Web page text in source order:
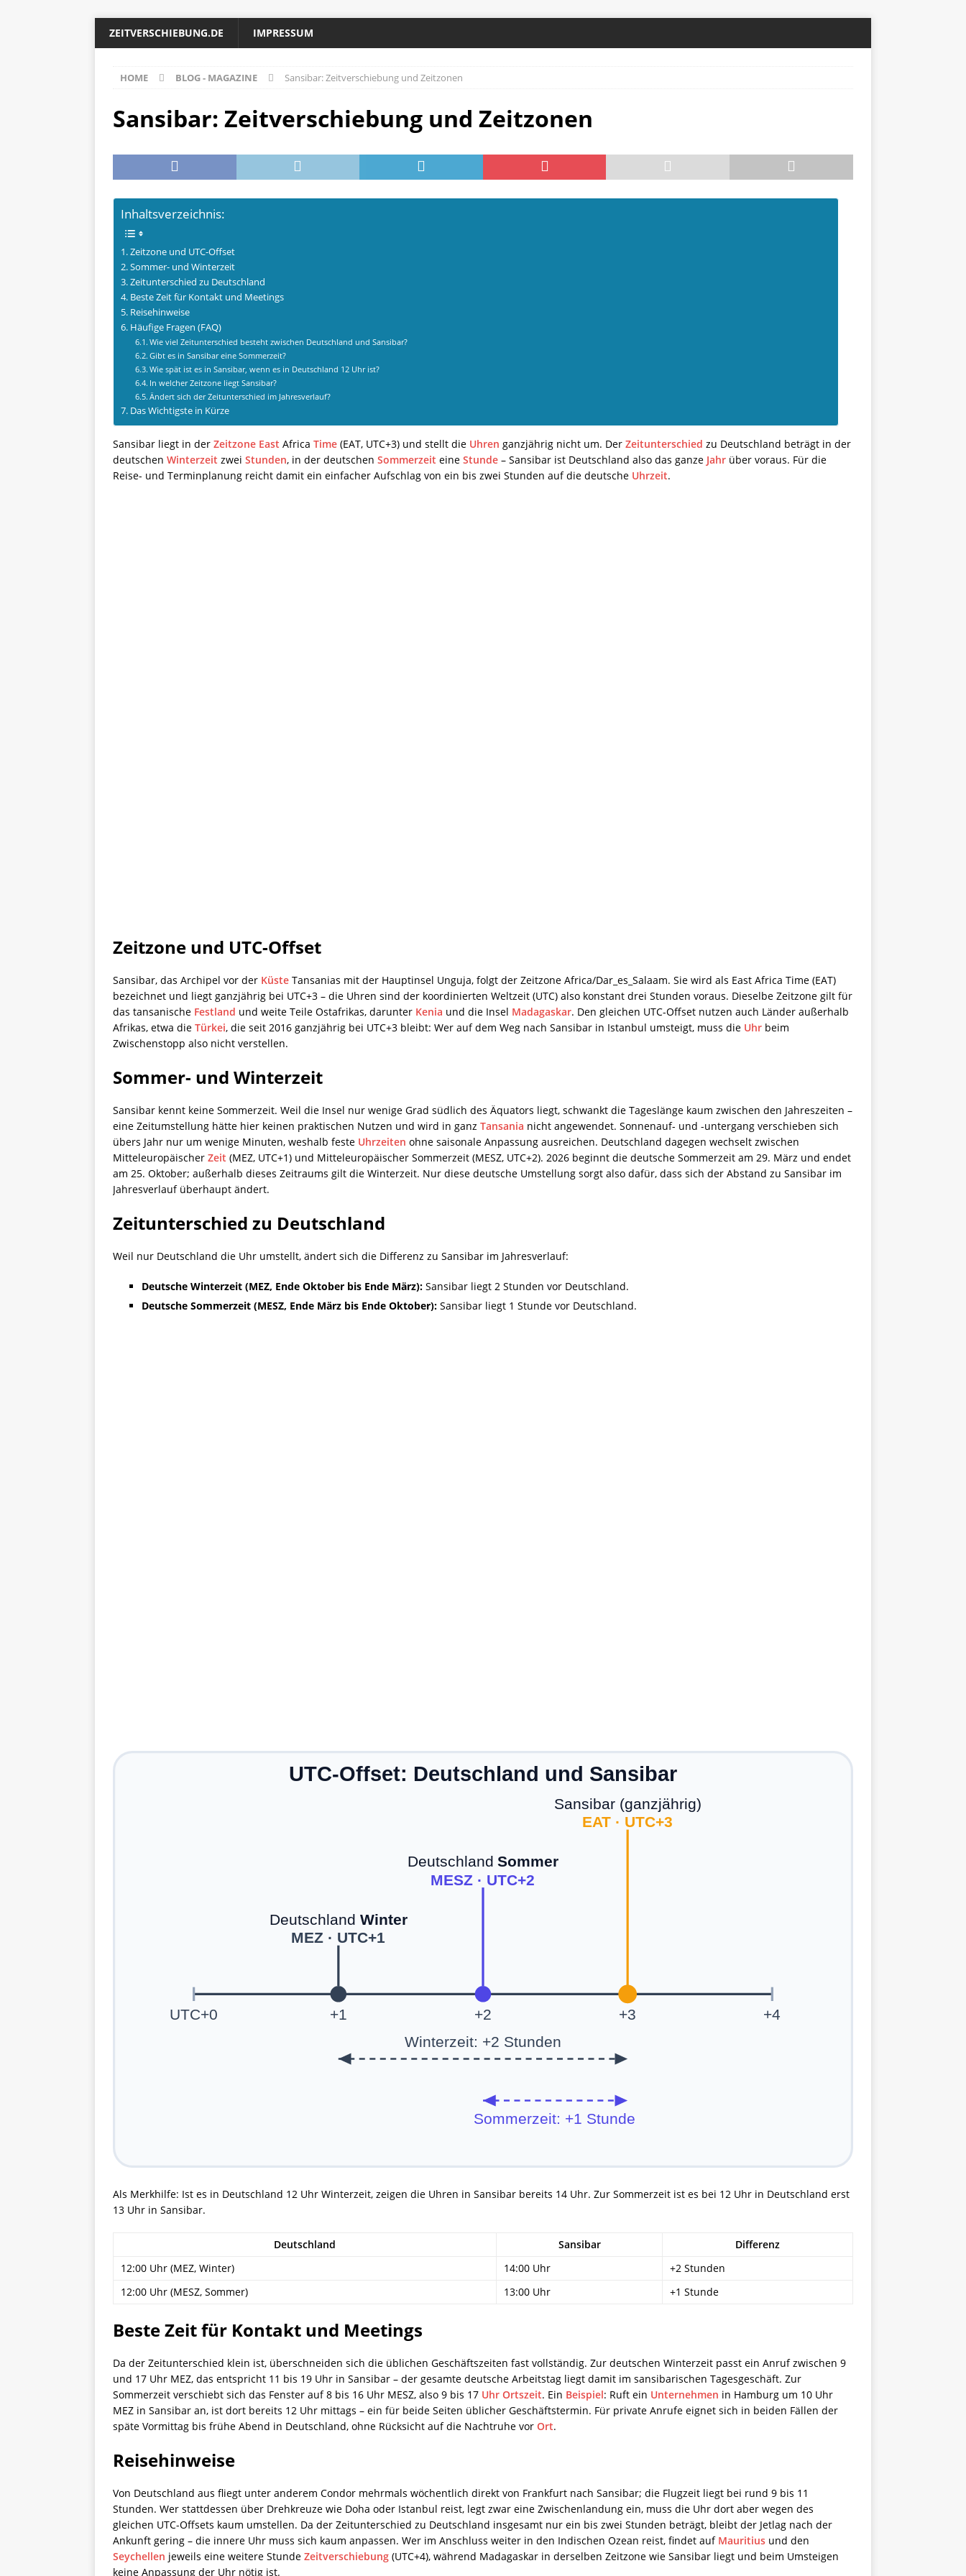
ZEITVERSCHIEBUNG.DE IMPRESSUM
HOME BLOG - MAGAZINE Sansibar: Zeitverschiebung und Zeitzonen
Sansibar: Zeitverschiebung und Zeitzonen
Inhaltsverzeichnis:
Zeitzone und UTC-Offset
Sommer- und Winterzeit
Zeitunterschied zu Deutschland
Beste Zeit für Kontakt und Meetings
Reisehinweise
Häufige Fragen (FAQ)
Wie viel Zeitunterschied besteht zwischen Deutschland und Sansibar?
Gibt es in Sansibar eine Sommerzeit?
Wie spät ist es in Sansibar, wenn es in Deutschland 12 Uhr ist?
In welcher Zeitzone liegt Sansibar?
Ändert sich der Zeitunterschied im Jahresverlauf?
Das Wichtigste in Kürze
Sansibar liegt in der Zeitzone East Africa Time (EAT, UTC+3) und stellt die Uhren ganzjährig nicht um. Der Zeitunterschied zu Deutschland beträgt in der
deutschen Winterzeit zwei Stunden, in der deutschen Sommerzeit eine Stunde – Sansibar ist Deutschland also das ganze Jahr über voraus. Für die
Reise- und Terminplanung reicht damit ein einfacher Aufschlag von ein bis zwei Stunden auf die deutsche Uhrzeit.
Zeitzone und UTC-Offset
Sansibar, das Archipel vor der Küste Tansanias mit der Hauptinsel Unguja, folgt der Zeitzone Africa/Dar_es_Salaam. Sie wird als East Africa Time (EAT)
bezeichnet und liegt ganzjährig bei UTC+3 – die Uhren sind der koordinierten Weltzeit (UTC) also konstant drei Stunden voraus. Dieselbe Zeitzone gilt für
das tansanische Festland und weite Teile Ostafrikas, darunter Kenia und die Insel Madagaskar. Den gleichen UTC-Offset nutzen auch Länder außerhalb
Afrikas, etwa die Türkei, die seit 2016 ganzjährig bei UTC+3 bleibt: Wer auf dem Weg nach Sansibar in Istanbul umsteigt, muss die Uhr beim
Zwischenstopp also nicht verstellen.
Sommer- und Winterzeit
Sansibar kennt keine Sommerzeit. Weil die Insel nur wenige Grad südlich des Äquators liegt, schwankt die Tageslänge kaum zwischen den Jahreszeiten –
eine Zeitumstellung hätte hier keinen praktischen Nutzen und wird in ganz Tansania nicht angewendet. Sonnenauf- und -untergang verschieben sich
übers Jahr nur um wenige Minuten, weshalb feste Uhrzeiten ohne saisonale Anpassung ausreichen. Deutschland dagegen wechselt zwischen
Mitteleuropäischer Zeit (MEZ, UTC+1) und Mitteleuropäischer Sommerzeit (MESZ, UTC+2). 2026 beginnt die deutsche Sommerzeit am 29. März und endet
am 25. Oktober; außerhalb dieses Zeitraums gilt die Winterzeit. Nur diese deutsche Umstellung sorgt also dafür, dass sich der Abstand zu Sansibar im
Jahresverlauf überhaupt ändert.
Zeitunterschied zu Deutschland
Weil nur Deutschland die Uhr umstellt, ändert sich die Differenz zu Sansibar im Jahresverlauf:
Deutsche Winterzeit (MEZ, Ende Oktober bis Ende März): Sansibar liegt 2 Stunden vor Deutschland.
Deutsche Sommerzeit (MESZ, Ende März bis Ende Oktober): Sansibar liegt 1 Stunde vor Deutschland.
UTC-Offset: Deutschland und Sansibar
UTC+0 +1 +2 +3 +4
Deutschland Winter
MEZ · UTC+1
DeutschlandSommer
MESZ · UTC+2
Sansibar (ganzjährig)
EAT · UTC+3
Winterzeit: +2 Stunden
Sommerzeit: +1 Stunde
Als Merkhilfe: Ist es in Deutschland 12 Uhr Winterzeit, zeigen die Uhren in Sansibar bereits 14 Uhr. Zur Sommerzeit ist es bei 12 Uhr in Deutschland erst
13 Uhr in Sansibar.
Deutschland Sansibar
Differenz
12:00 Uhr (MEZ, Winter)
14:00 Uhr
+2 Stunden
12:00 Uhr (MESZ, Sommer)
13:00 Uhr +1 Stunde
Beste Zeit für Kontakt und Meetings
Da der Zeitunterschied klein ist, überschneiden sich die üblichen Geschäftszeiten fast vollständig. Zur deutschen Winterzeit passt ein Anruf zwischen 9
und 17 Uhr MEZ, das entspricht 11 bis 19 Uhr in Sansibar – der gesamte deutsche Arbeitstag liegt damit im sansibarischen Tagesgeschäft. Zur
Sommerzeit verschiebt sich das Fenster auf 8 bis 16 Uhr MESZ, also 9 bis 17 Uhr Ortszeit. Ein Beispiel: Ruft ein Unternehmen in Hamburg um 10 Uhr
MEZ in Sansibar an, ist dort bereits 12 Uhr mittags – ein für beide Seiten üblicher Geschäftstermin. Für private Anrufe eignet sich in beiden Fällen der
späte Vormittag bis frühe Abend in Deutschland, ohne Rücksicht auf die Nachtruhe vor Ort.
Reisehinweise
Von Deutschland aus fliegt unter anderem Condor mehrmals wöchentlich direkt von Frankfurt nach Sansibar; die Flugzeit liegt bei rund 9 bis 11
Stunden. Wer stattdessen über Drehkreuze wie Doha oder Istanbul reist, legt zwar eine Zwischenlandung ein, muss die Uhr dort aber wegen des
gleichen UTC-Offsets kaum umstellen. Da der Zeitunterschied zu Deutschland insgesamt nur ein bis zwei Stunden beträgt, bleibt der Jetlag nach der
Ankunft gering – die innere Uhr muss sich kaum anpassen. Wer im Anschluss weiter in den Indischen Ozean reist, findet auf Mauritius und den
Seychellen jeweils eine weitere Stunde Zeitverschiebung (UTC+4), während Madagaskar in derselben Zeitzone wie Sansibar liegt und beim Umsteigen
keine Anpassung der Uhr nötig ist.